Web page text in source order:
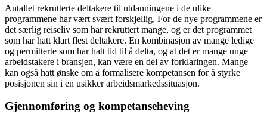
Antallet rekrutterte deltakere til utdanningene i de ulike
programmene har vært svært forskjellig. For de nye programmene er
det særlig reiseliv som har rekruttert mange, og er det programmet
som har hatt klart flest deltakere. En kombinasjon av mange ledige
og permitterte som har hatt tid til å delta, og at det er mange unge
arbeidstakere i bransjen, kan være en del av forklaringen. Mange
kan også hatt ønske om å formalisere kompetansen for å styrke
posisjonen sin i en usikker arbeidsmarkedssituasjon.
Gjennomføring og kompetanseheving